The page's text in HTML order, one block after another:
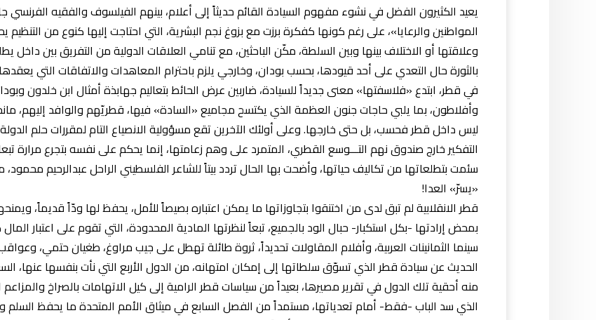
يعيد الكثيرون الفضل في نشوء مفهوم السيادة القائم حديثاً إلى أعلام، بينهم الفيلسوف والفقيه الفرنسي
المواطنين والرعايا»، على رغم كونها كفكرة برزت مع بزوغ نجم البشرية، التي احتاجت إليها كنوع من
وعلاقتها أو الاختلاف بينها وبين السلطة، مكّن الباحثين، مع تنامي العلاقات الدولية من التفريق بين
بالثورة حال التعدي على أحد قيودها، بحسب بودان، وخارجي يلزم باحترام المعاهدات والاتفاقات التي
في قطر، ابتدع «فلاسفتها» معنى جديداً للسيادة، ضاربين عرض الحائط بتعاليم جهابذة أمثال ابن خلدون
وأفلاطون، بما يلبي حاجات جنون العظمة الذي يكتسح مجاميع «السادة» فيها، قطريّهم والوافد إليهم،
ليس داخل قطر فحسب، بل حتى خارجها. وعلى أولئك الآخرين تقع مسؤولية الانصياع التام لمقررات حلم
التفكير خارج صندوق نهم التـــوسع القطري، المتمرد على وهم زعامتها، إنما يحكم على نفسه بتجرع مرارة
سئمت بتطلعاتها من تكاليف حياتها، وأضحت بها الحال تردد بيتاً للشاعر الفلسطيني الراحل عبدالرحيم
«يسرّ» العدا!
قطر الانقلابية لم تبق لدى من اختنقوا بتجاوزاتها ما يمكن اعتباره بصيصاً للأمل، يحفظ لها ودّاً قديماً،
بمحض إرادتها -بكل استكبار- حبال الود بالجميع، تبعاً لنظرتها المادية المحدودة، التي تقوم على اعتبار
سينما الثمانينات العربية، وأفلام المقاولات تحديداً، ثروة طائلة تهطل على جيب مراوغ، طغيان حتمي،
الحديث عن سيادة قطر الذي تسوّق سلطاتها إلى إمكان امتهانه، من الدول الأربع التي نأت بنفسها عنها،
منه أحقية تلك الدول في تقرير مصيرها، بعيداً من سياسات قطر الرامية إلى كيل الاتهامات بالصراخ والمزاعم
الذي سد الباب -فقط- أمام تعدياتها، مستمداً من الفصل السابع في ميثاق الأمم المتحدة ما يحفظ السلم